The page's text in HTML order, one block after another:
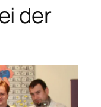
der